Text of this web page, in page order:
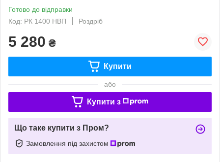
Готово до відправки
Код: РК 1400 НВП
Роздріб
5 280 ₴
Купити
або
Купити з
Що таке купити з Пром?
Замовлення під захистом